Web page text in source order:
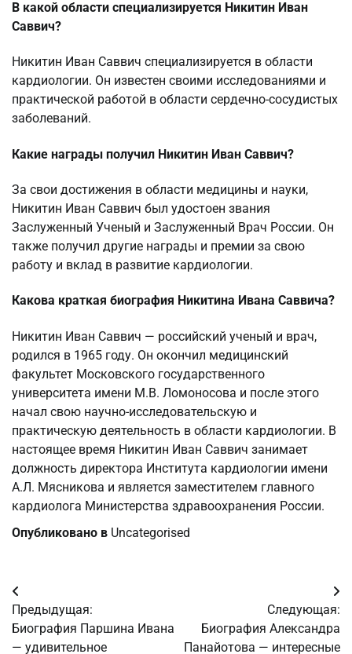
В какой области специализируется Никитин Иван
Саввич?
Никитин Иван Саввич специализируется в области
кардиологии. Он известен своими исследованиями и
практической работой в области сердечно-сосудистых
заболеваний.
Какие награды получил Никитин Иван Саввич?
За свои достижения в области медицины и науки,
Никитин Иван Саввич был удостоен звания
Заслуженный Ученый и Заслуженный Врач России. Он
также получил другие награды и премии за свою
работу и вклад в развитие кардиологии.
Какова краткая биография Никитина Ивана Саввича?
Никитин Иван Саввич — российский ученый и врач,
родился в 1965 году. Он окончил медицинский
факультет Московского государственного
университета имени М.В. Ломоносова и после этого
начал свою научно-исследовательскую и
практическую деятельность в области кардиологии. В
настоящее время Никитин Иван Саввич занимает
должность директора Института кардиологии имени
А.Л. Мясникова и является заместителем главного
кардиолога Министерства здравоохранения России.
Опубликовано в Uncategorised
Навигация
по
Предыдущая:
Биография Паршина Ивана
— удивительное
Следующая:
Биография Александра
Панайотова — интересные